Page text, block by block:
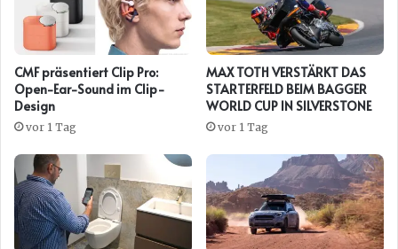
CMF präsentiert Clip Pro:
Open-Ear-Sound im Clip-
Design
vor 1 Tag
MAX TOTH VERSTÄRKT DAS
STARTERFELD BEIM BAGGER
WORLD CUP IN SILVERSTONE
vor 1 Tag